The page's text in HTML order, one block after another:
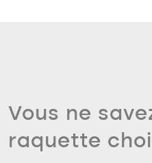
Vous ne
raquette